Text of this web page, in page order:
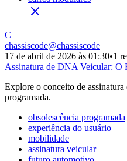
C
chassiscode@chassiscode
17 de abril de 2026 às 01:30•1
Assinatura de DNA Veicular: O
Explore o conceito de
programada.
obsolescência programada
experiência do usuário
mobilidade
assinatura veicular